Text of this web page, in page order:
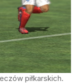
piłkarskich.